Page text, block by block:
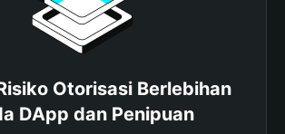
Otorisasi Berlebihan
DApp dan Penipuan